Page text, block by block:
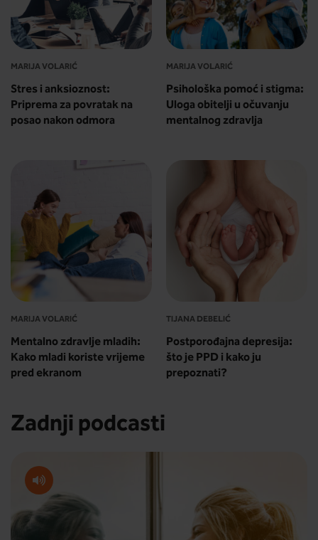
MARIJA VOLARIĆ
Stres i anksioznost:
Priprema za povratak na
posao nakon odmora
MARIJA VOLARIĆ
Psihološka pomoć i stigma:
Uloga obitelji u očuvanju
mentalnog zdravlja
MARIJA VOLARIĆ
Mentalno zdravlje mladih:
Kako mladi koriste vrijeme
pred ekranom
TIJANA DEBELIĆ
Postporođajna depresija:
što je PPD i kako ju
prepoznati?
Zadnji podcasti